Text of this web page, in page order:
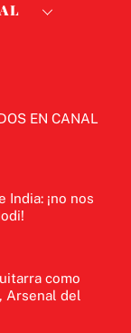
EN CANAL
India: ¡no nos
como
Arsenal del